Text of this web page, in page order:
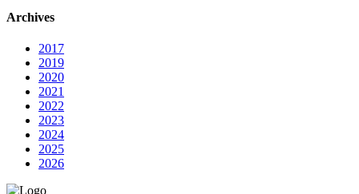
Archives
2017
2019
2020
2021
2022
2023
2024
2025
2026